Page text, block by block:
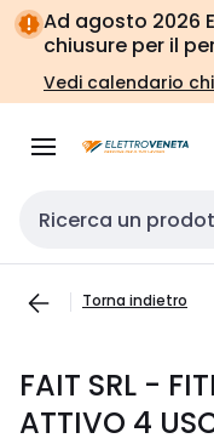
Vai alla
navigazione
Vai
alla
pagina
Ad agosto 2026
chiusure per il
Vedi calendario
Cerca input
Torna indietro
FAIT SRL -
ATTIVO 4